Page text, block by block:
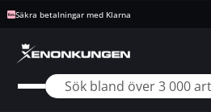
Fri frakt över 1995:-